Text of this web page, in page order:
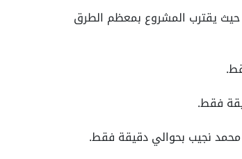
حيث يقترب المشروع بمعظم الطرق
فقط.
محمد نجيب بحوالي دقيقة فقط.